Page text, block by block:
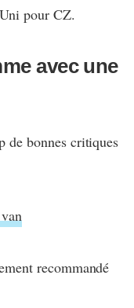
pour CZ.
avec une
de bonnes critiques
recommandé